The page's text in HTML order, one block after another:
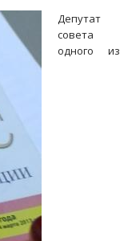
Депутат
совета
одного из